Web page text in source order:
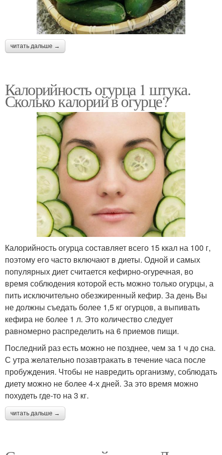
читать дальше →
Калорийность огурца 1 штука.
Сколько калорий в огурце?
Калорийность огурца составляет всего 15 ккал на 100 г,
поэтому его часто включают в диеты. Одной и самых
популярных диет считается кефирно-огуречная, во
время соблюдения которой есть можно только огурцы, а
пить исключительно обезжиренный кефир. За день Вы
не должны съедать более 1,5 кг огурцов, а выпивать
кефира не более 1 л. Это количество следует
равномерно распределить на 6 приемов пищи.
Последний раз есть можно не позднее, чем за 1 ч до сна.
С утра желательно позавтракать в течение часа после
пробуждения. Чтобы не навредить организму, соблюдать
диету можно не более 4-х дней. За это время можно
похудеть где-то на 3 кг.
читать дальше →